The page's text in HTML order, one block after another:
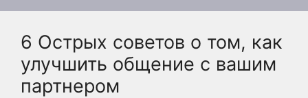
6 Острых советов о том, как
улучшить общение с вашим
партнером